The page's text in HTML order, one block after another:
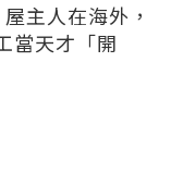
主人在海外，
當天才「開